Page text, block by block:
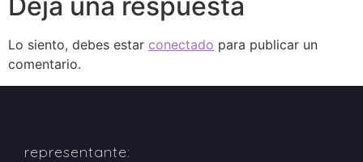
Deja una respuesta
Lo siento, debes estar conectado para publicar un
comentario.
representante: